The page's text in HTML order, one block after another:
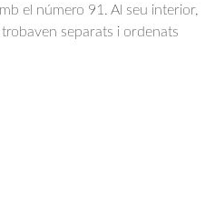
el número 91. Al seu interior,
separats i ordenats